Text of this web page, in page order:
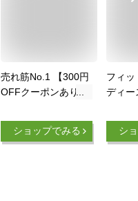
売れ筋No.1 【300円
OFFクーポンあり】
ッシュガード セット
上下セット セットア
ショップでみる
フィッ
ディー
水着
レギ
シ